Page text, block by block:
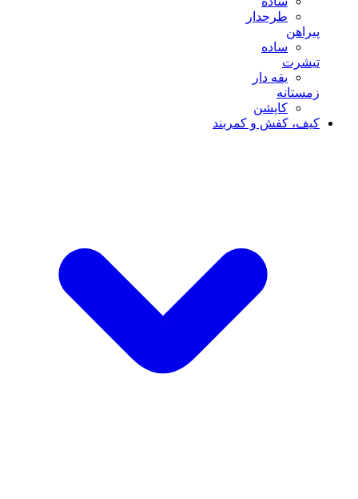
طرحدار
پیراهن
ساده
تیشرت
یقه دار
زمستانه
کاپشن
کیف، کفش و کمربند